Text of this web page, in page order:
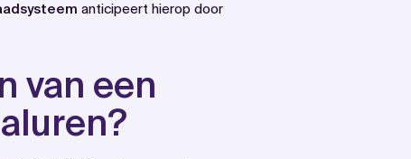
anticipeert hierop door
van een